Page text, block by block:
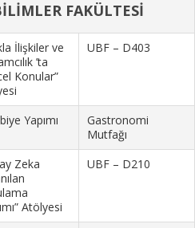
FAKÜLTESİ
İlişkiler ve
’ta
Konular”
UBF – D403
Yapımı
Gastronomi
Mutfağı
Zeka
Atölyesi
UBF – D210